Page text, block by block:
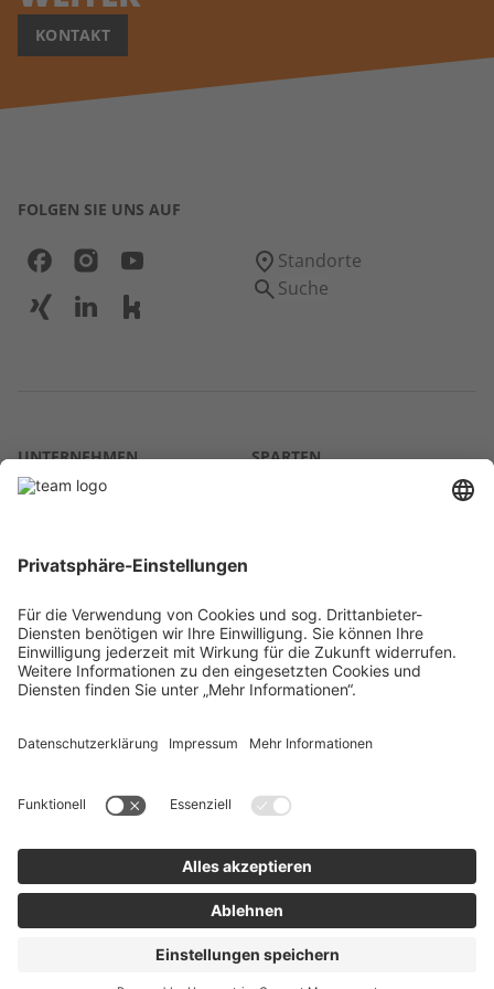
KONTAKT
FOLGEN SIE UNS AUF
Standorte
Suche
UNTERNEHMEN
Über uns
Karriere
Kontakt
SPARTEN
RECHTLICHES
Lieferkette
Barrierefreiheitserklärung
Code of Conduct